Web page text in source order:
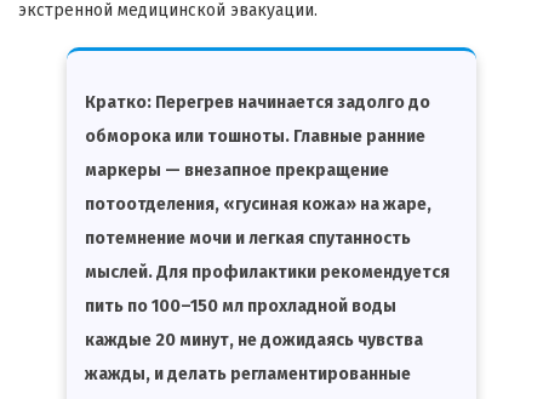
экстренной медицинской эвакуации.
Кратко: Перегрев начинается задолго до
обморока или тошноты. Главные ранние
маркеры — внезапное прекращение
потоотделения, «гусиная кожа» на жаре,
потемнение мочи и легкая спутанность
мыслей. Для профилактики рекомендуется
пить по 100–150 мл прохладной воды
каждые 20 минут, не дожидаясь чувства
жажды, и делать регламентированные